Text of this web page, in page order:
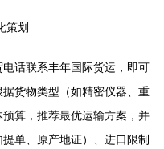
策划
话联系丰年国际货运，即可
货物类型（如精密仪器、重
算，推荐最优运输方案，并
单、原产地证）、进口限制